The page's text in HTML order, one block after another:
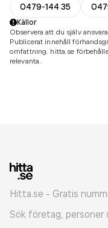
0479-144 35
Källor
Observera att du själv
Publicerat innehåll
omfattning. hitta.se
relevanta.
Hitta.se - Gratis
Sök företag, personer